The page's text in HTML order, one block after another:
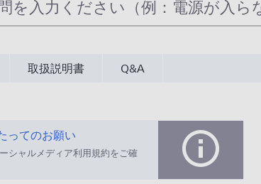
取扱説明書 Q&A
ってのお願い
シャルメディア利用規約をご確